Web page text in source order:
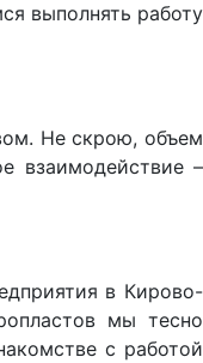
выполнять работу
Не скрою, объем
взаимодействие –
в Кирово-
мы тесно
с работой